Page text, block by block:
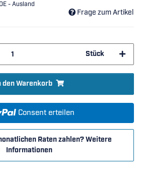
- Ausland
Frage zum Artikel
Stück
den Warenkorb
Consent erteilen
Raten zahlen?Weitere
Informationen